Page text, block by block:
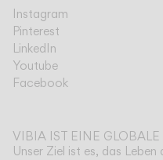
Instagram
Pinterest
LinkedIn
Youtube
Facebook
VIBIA IST EINE
Unser Ziel ist es, das